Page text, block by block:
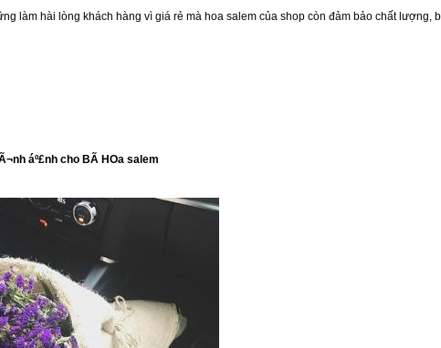
làm hài lòng khách hàng vì giá rẻ mà hoa salem của shop còn đảm bảo chất lượng,